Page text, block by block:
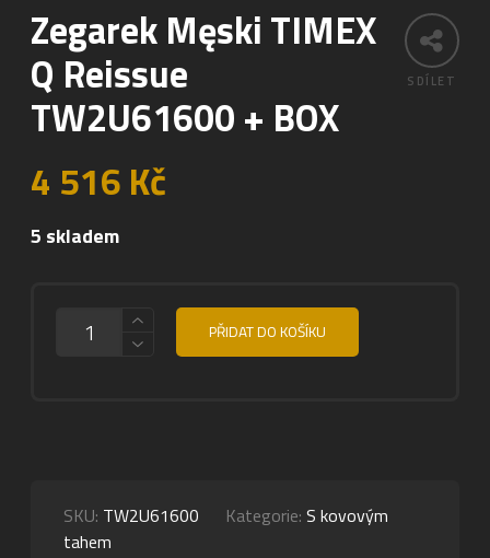
SDÍLET
Zegarek Męski TIMEX
Q Reissue
TW2U61600 + BOX
4 516Kč
5 skladem
PŘIDAT DO KOŠÍKU
SKU: TW2U61600 Kategorie:S kovovým
tahem